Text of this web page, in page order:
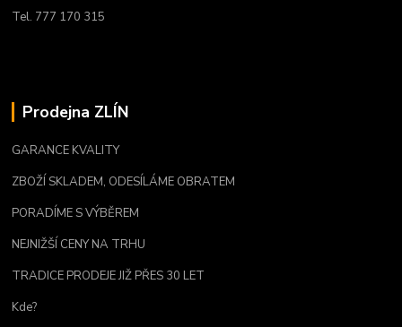
Tel. 777 170 315
Prodejna ZLÍN
GARANCE KVALITY
ZBOŽÍ SKLADEM, ODESÍLÁME OBRATEM
PORADÍME S VÝBĚREM
NEJNIŽŠÍ CENY NA TRHU
TRADICE PRODEJE JIŽ PŘES 30 LET
Kde?